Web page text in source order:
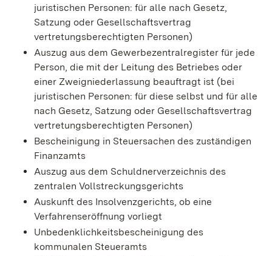
juristischen Personen: für alle nach Gesetz,
Satzung oder Gesellschaftsvertrag
vertretungsberechtigten Personen)
Auszug aus dem Gewerbezentralregister für jede
Person, die mit der Leitung des Betriebes oder
einer Zweigniederlassung beauftragt ist (bei
juristischen Personen: für diese selbst und für alle
nach Gesetz, Satzung oder Gesellschaftsvertrag
vertretungsberechtigten Personen)
Bescheinigung in Steuersachen des zuständigen
Finanzamts
Auszug aus dem Schuldnerverzeichnis des
zentralen Vollstreckungsgerichts
Auskunft des Insolvenzgerichts, ob eine
Verfahrenseröffnung vorliegt
Unbedenklichkeitsbescheinigung des
kommunalen Steueramts